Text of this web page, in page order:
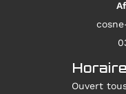
Ouvert